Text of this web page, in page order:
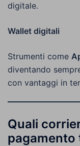
digitale.
Wallet digitali
Strumenti come
diventando
con vantaggi in
Quali
pagamento